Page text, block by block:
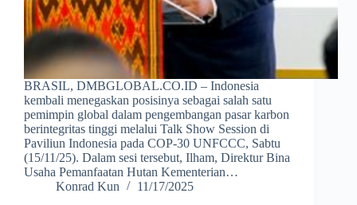
BRASIL, DMBGLOBAL.CO.ID – Indonesia
kembali menegaskan posisinya sebagai salah satu
pemimpin global dalam pengembangan pasar karbon
berintegritas tinggi melalui Talk Show Session di
Paviliun Indonesia pada COP-30 UNFCCC, Sabtu
(15/11/25). Dalam sesi tersebut, Ilham, Direktur Bina
Usaha Pemanfaatan Hutan Kementerian…
Konrad Kun
11/17/2025